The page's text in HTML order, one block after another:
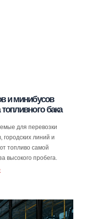
и минибусов
топливного бака
для перевозки
городских линий и